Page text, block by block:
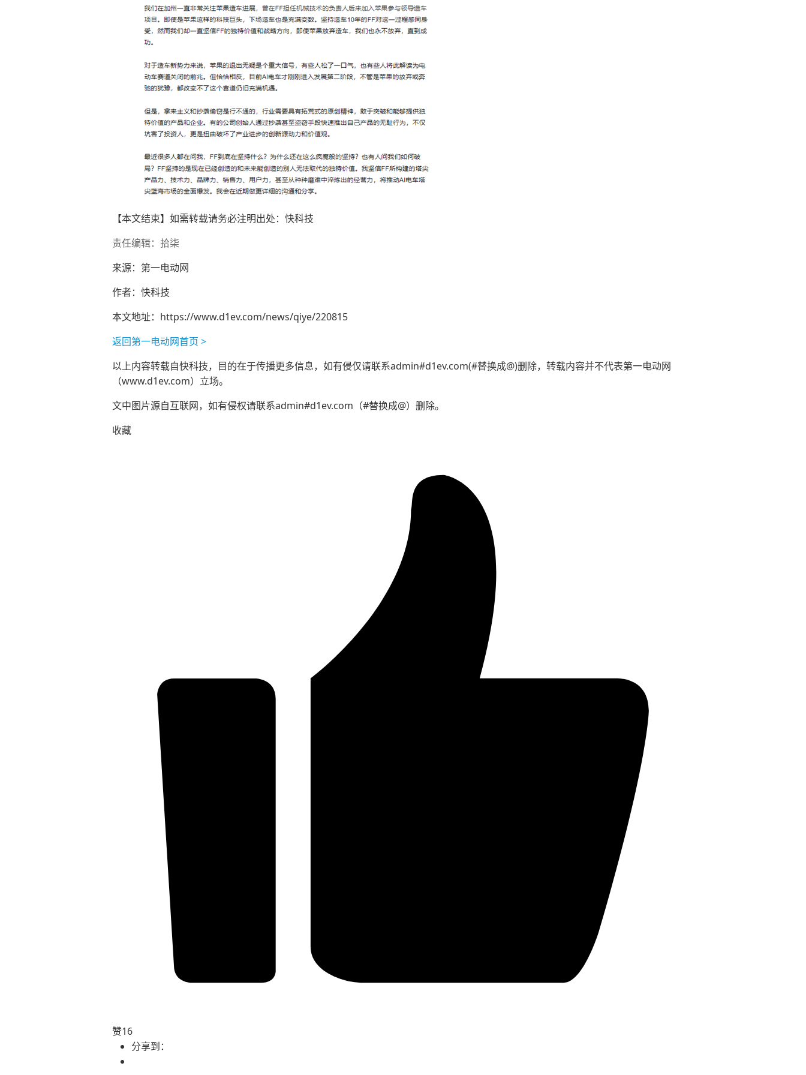
【本文结束】如需转载请务必注明出处：快科技
责任编辑：拾柒
来源：第一电动网
作者：快科技
本文地址： https://www.d1ev.com/news/qiye/220815
返回第一电动网首页 >
以上内容转载自快科技，目的在于传播更多信息，如有侵仅请联系admin#d1ev.com(#替换成@)删除，转载内容并不代表第一电动网
（www.d1ev.com）立场。
文中图片源自互联网，如有侵权请联系admin#d1ev.com（#替换成@）删除。
收藏
赞16
分享到：